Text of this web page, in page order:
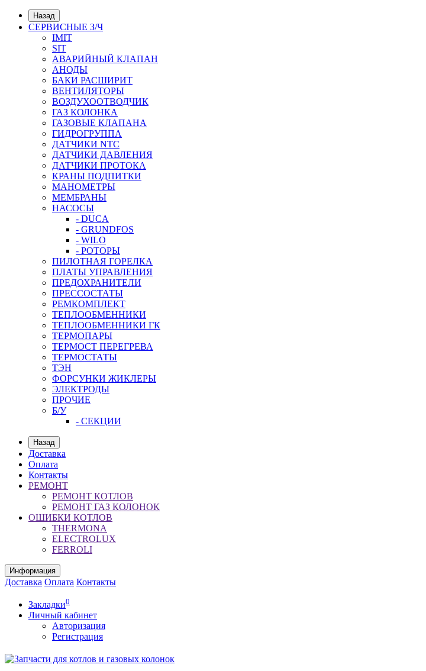
Назад
СЕРВИСНЫЕ З/Ч
IMIT
SIT
АВАРИЙНЫЙ КЛАПАН
АНОДЫ
БАКИ РАСШИРИТ
ВЕНТИЛЯТОРЫ
ВОЗДУХООТВОДЧИК
ГАЗ КОЛОНКА
ГАЗОВЫЕ КЛАПАНА
ГИДРОГРУППА
ДАТЧИКИ NTC
ДАТЧИКИ ДАВЛЕНИЯ
ДАТЧИКИ ПРОТОКА
КРАНЫ ПОДПИТКИ
МАНОМЕТРЫ
МЕМБРАНЫ
НАСОСЫ
- DUCA
- GRUNDFOS
- WILO
- РОТОРЫ
ПИЛОТНАЯ ГОРЕЛКА
ПЛАТЫ УПРАВЛЕНИЯ
ПРЕДОХРАНИТЕЛИ
ПРЕССОСТАТЫ
РЕМКОМПЛЕКТ
ТЕПЛООБМЕННИКИ
ТЕПЛООБМЕННИКИ ГК
ТЕРМОПАРЫ
ТЕРМОСТ ПЕРЕГРЕВА
ТЕРМОСТАТЫ
ТЭН
ФОРСУНКИ ЖИКЛЕРЫ
ЭЛЕКТРОДЫ
ПРОЧИЕ
Б/У
- СЕКЦИИ
Назад
Доставка
Оплата
Контакты
РЕМОНТ
РЕМОНТ КОТЛОВ
РЕМОНТ ГАЗ КОЛОНОК
ОШИБКИ КОТЛОВ
THERMONA
ELECTROLUX
FERROLI
Информация
Доставка Оплата Контакты
Закладки0
Личный кабинет
Авторизация
Регистрация